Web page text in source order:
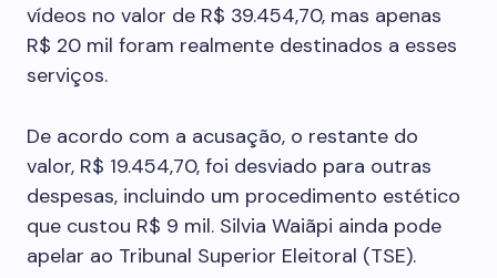
vídeos no valor de R$ 39.454,70, mas apenas
R$ 20 mil foram realmente destinados a esses
serviços.
De acordo com a acusação, o restante do
valor, R$ 19.454,70, foi desviado para outras
despesas, incluindo um procedimento estético
que custou R$ 9 mil. Silvia Waiãpi ainda pode
apelar ao Tribunal Superior Eleitoral (TSE).